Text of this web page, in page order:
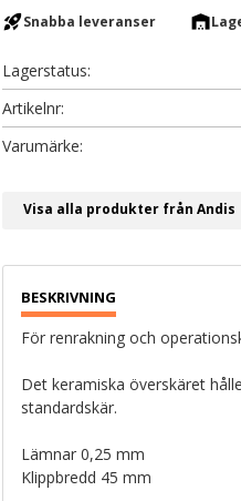
rocket_launchSnabba leveranser warehouse
Lagerstatus
Artikelnr
Visa alla produkter från Andis
För renrakning och
Det keramiska överskäret
standardskär.
Lämnar 0,25 mm
Klippbredd 45 mm